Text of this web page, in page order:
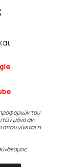
του
μόνο αν:
όπου γίνεται η